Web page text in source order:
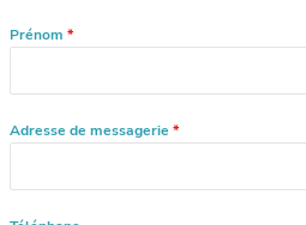
Prénom *
Adresse de messagerie *